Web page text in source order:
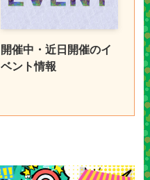
開催中・近日開催のイ
ベント情報